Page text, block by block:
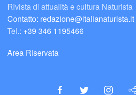
Rivista di attualità e cultura Naturista
Contatto: redazione@italianaturista.it
Tel.: +39 346 1195466
Area Riservata